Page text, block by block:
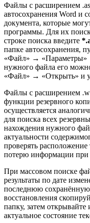
Файлы с расширением
автосохранения Word и
документа, которые
программы. Для их
строке поиска введите
папке автосохранения,
«Файл» → «Параметры»
нужного файла его
«Файл» → «Открыть» и
Файлы с расширением
функции резервного
осуществляется
для поиска всех
нахождения нужного
актуальности
проверять
потерю информации при
При массовом поиске
результаты по дате
последнюю сохранённую
восстановления
папку, затем
актуальное состояние